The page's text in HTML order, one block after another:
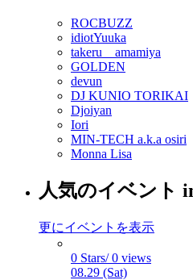
ROCBUZZ
idiotYuuka
takeru amamiya
GOLDEN
devun
DJ KUNIO TORIKAI
Djoiyan
Iori
MIN-TECH a.k.a osiri
Monna Lisa
人気のイベント
更にイベントを表示
0 Stars/ 0 views
08.29 (Sat)